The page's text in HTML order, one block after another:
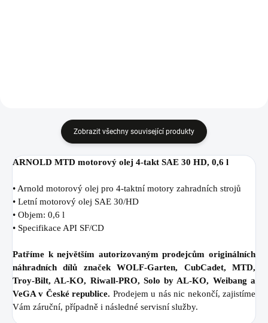
Zobrazit všechny související produkty
ARNOLD MTD motorový olej 4-takt SAE 30 HD, 0,6 l
• Arnold motorový olej pro 4-taktní motory zahradních strojů
• Letní motorový olej SAE 30/HD
• Objem: 0,6 l
• Specifikace API SF/CD
Patříme k největším autorizovaným prodejcům originálních
náhradních dílů značek WOLF-Garten, CubCadet, MTD,
Troy-Bilt, AL-KO, Riwall-PRO, Solo by AL-KO, Weibang a
VeGA v České republice. Prodejem u nás nic nekončí, zajistíme
Vám záruční, případně i následné servisní služby.